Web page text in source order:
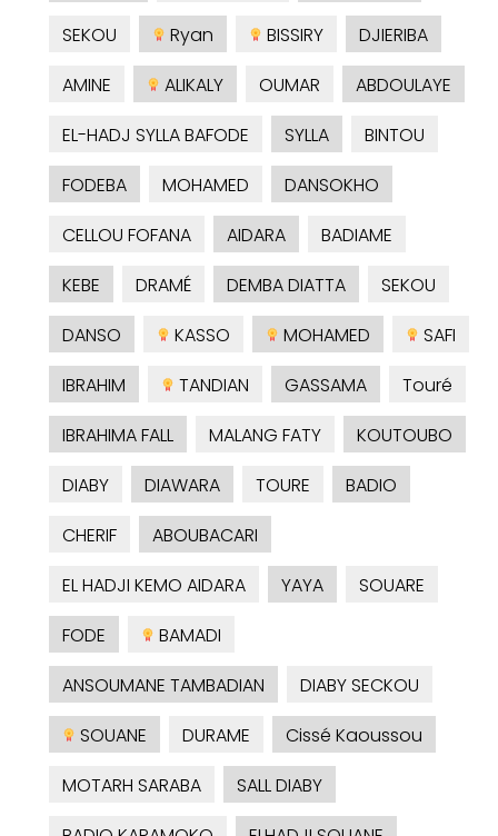
SEKOU
Ryan BISSIRY
DJIERIBA
AMINE
ALIKALY OUMAR
ABDOULAYE
EL-HADJ SYLLA BAFODE
SYLLA
BINTOU
FODEBA
MOHAMED
DANSOKHO
CELLOU FOFANA
AIDARA
BADIAME
KEBE
DRAMÉ DEMBA DIATTA
SEKOU
DANSO
KASSO MOHAMED
SAFI
IBRAHIM
TANDIAN GASSAMA
Touré
IBRAHIMA FALL
MALANG FATY
KOUTOUBO
DIABY
DIAWARA TOURE
BADIO
CHERIF
ABOUBACARI
EL HADJI KEMO AIDARA
YAYA
SOUARE
FODE
BAMADI
ANSOUMANE TAMBADIAN
DIABY SECKOU
SOUANE
DURAME
Cissé Kaoussou
MOTARH SARABA
SALL DIABY